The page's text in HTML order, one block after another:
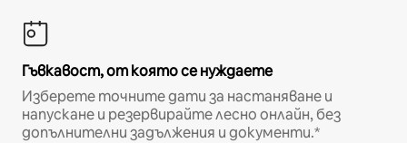
Гъвкавост, от която се нуждаете
Изберете точните дати за настаняване и
напускане и резервирайте лесно онлайн, без
допълнителни задължения и документи.*